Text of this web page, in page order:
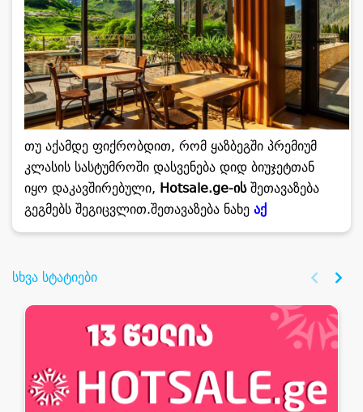
თუ აქამდე ფიქრობდით, რომ ყაზბეგში პრემიუმ
კლასის სასტუმროში დასვენება დიდ ბიუჯეტთან
იყო დაკავშირებული, Hotsale.ge-ისშეთავაზება
გეგმებს შეგიცვლით.შეთავაზება ნახე აქ
სხვა სტატიები